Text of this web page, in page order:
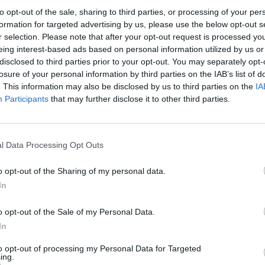
opt-out of the sale, sharing to third parties, or processing of your
for targeted advertising by us, please use the below opt-out
selection. Please note that after your opt-out request is processed
interest-based ads based on personal information utilized by us
to third parties prior to your opt-out. You may separately
of your personal information by third parties on the IAB’s list of
This information may also be disclosed by us to third parties on the
Participants that may further disclose it to other third parties.
Data Processing Opt Outs
opt-out of the Sharing of my personal data.
opt-out of the Sale of my Personal Data.
opt-out of processing my Personal Data for Targeted
Συμβολή στην ομαλή λειτουργία του service
Τι ψάχνουμε
Θετική διάθεση και ευγένεια
Ομαδικό πνεύμα
Υπευθυνότητα και συνέπεια
Ταχύτητα και Αντίληψη
Διάθεση για Μάθηση